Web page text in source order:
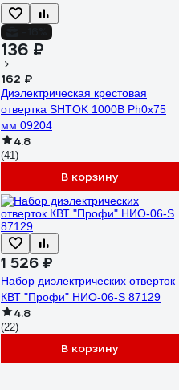
136 ₽
162 ₽
Диэлектрическая крестовая
отвертка SHTOK 1000В Ph0x75
мм 09204
4.8
(41)
В корзину
1 526 ₽
Набор диэлектрических отверток
КВТ "Профи" НИО-06-S 87129
4.8
(22)
В корзину